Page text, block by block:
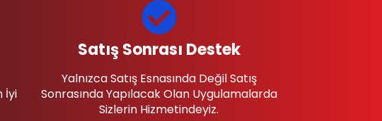
İyi
Satış Sonrası Destek
Yalnızca Satış Esnasında Değil Satış
Sonrasında Yapılacak Olan Uygulamalarda
Sizlerin Hizmetindeyiz.